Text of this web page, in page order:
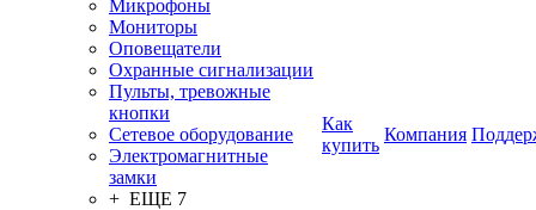
Микрофоны
Мониторы
Оповещатели
Охранные сигнализации
Пульты, тревожные
кнопки
Сетевое оборудование
Электромагнитные
замки
+ ЕЩЕ 7
Как
купить
Компания